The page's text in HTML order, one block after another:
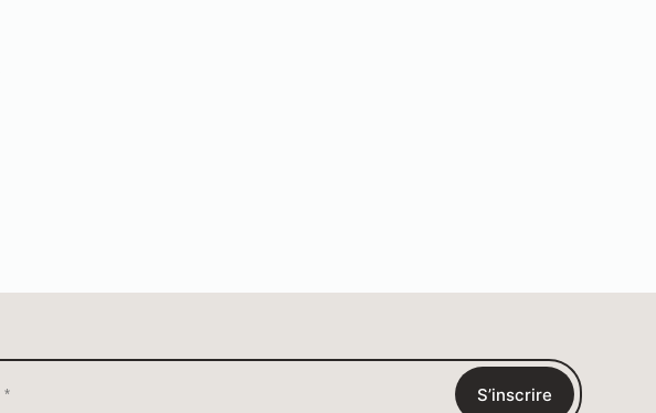
S’inscrire